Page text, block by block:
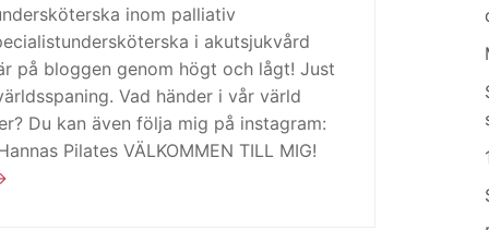
inom palliativ
i akutsjukvård
på bloggen genom högt och lågt! Just
Vad händer i vår värld
Du kan även följa mig på instagram:
Pilates VÄLKOMMEN TILL MIG!